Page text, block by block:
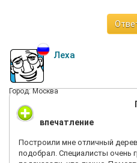
Леха
Город: Москва
впечатление
Построили мне отличный
подобрал. Специалисты очень